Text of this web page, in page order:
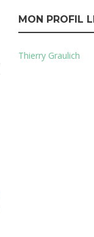
MON PROFIL
Thierry Graulich